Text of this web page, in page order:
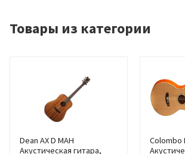
Товары из категории
Dean AX D MAH
Акустическая гитара,
Colombo